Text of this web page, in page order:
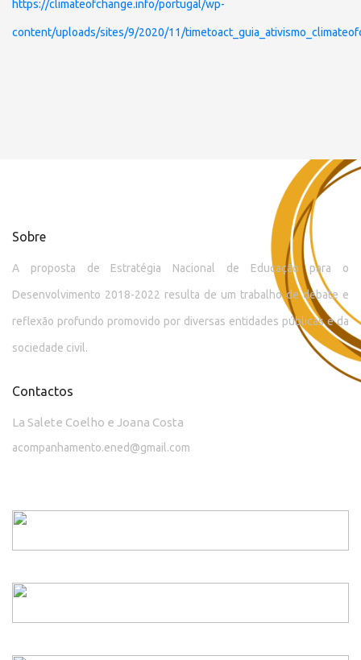
https://climateofchange.info/portugal/wp-
content/uploads/sites/9/2020/11/
Sobre
A proposta de Estratégia Nacional de Educação para o
Desenvolvimento 2018-2022 resulta de um trabalho de debate e
reflexão profundo promovido por diversas entidades públicas e da
sociedade civil.
Contactos
La Salete Coelho e Joana Costa
acompanhamento.ened@gmail.com